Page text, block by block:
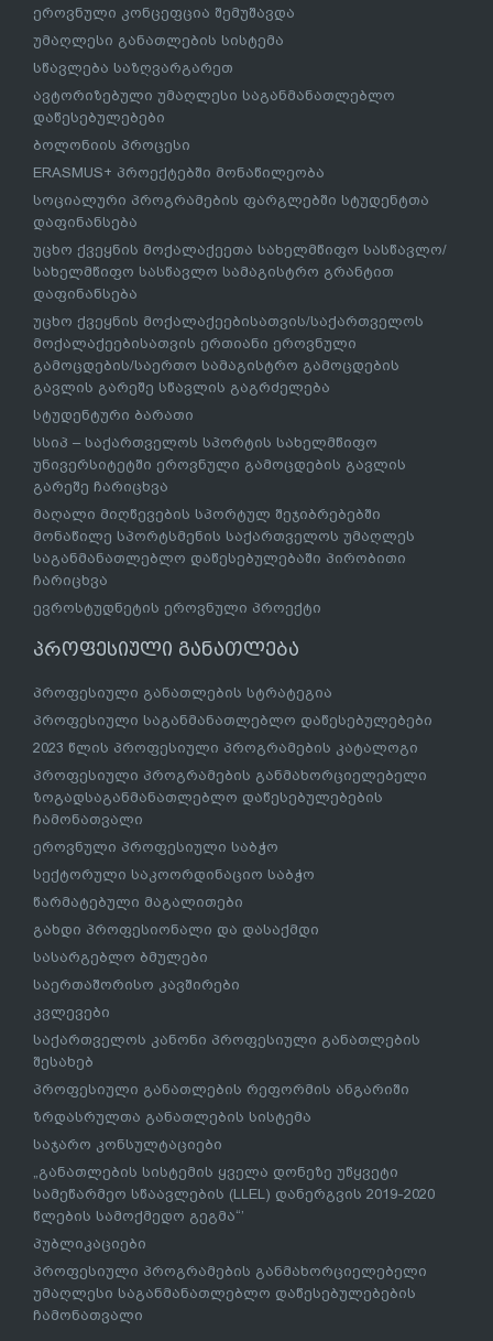
ეროვნული კონცეფცია შემუშავდა
უმაღლესი განათლების სისტემა
სწავლება საზღვარგარეთ
ავტორიზებული უმაღლესი საგანმანათლებლო
დაწესებულებები
ბოლონიის პროცესი
ERASMUS+ პროექტებში მონაწილეობა
სოციალური პროგრამების ფარგლებში სტუდენტთა
დაფინანსება
უცხო ქვეყნის მოქალაქეეთა სახელმწიფო სასწავლო/
სახელმწიფო სასწავლო სამაგისტრო გრანტით
დაფინანსება
უცხო ქვეყნის მოქალაქეებისათვის/საქართველოს
მოქალაქეებისათვის ერთიანი ეროვნული
გამოცდების/საერთო სამაგისტრო გამოცდების
გავლის გარეშე სწავლის გაგრძელება
სტუდენტური ბარათი
სსიპ – საქართველოს სპორტის სახელმწიფო
უნივერსიტეტში ეროვნული გამოცდების გავლის
გარეშე ჩარიცხვა
მაღალი მიღწევების სპორტულ შეჯიბრებებში
მონაწილე სპორტსმენის საქართველოს უმაღლეს
საგანმანათლებლო დაწესებულებაში პირობითი
ჩარიცხვა
ევროსტუდნეტის ეროვნული პროექტი
პროფესიული განათლება
პროფესიული განათლების სტრატეგია
პროფესიული საგანმანათლებლო დაწესებულებები
2023 წლის პროფესიული პროგრამების კატალოგი
პროფესიული პროგრამების განმახორციელებელი
ზოგადსაგანმანათლებლო დაწესებულებების
ჩამონათვალი
ეროვნული პროფესიული საბჭო
სექტორული საკოორდინაციო საბჭო
წარმატებული მაგალითები
გახდი პროფესიონალი და დასაქმდი
სასარგებლო ბმულები
საერთაშორისო კავშირები
კვლევები
საქართველოს კანონი პროფესიული განათლების
შესახებ
პროფესიული განათლების რეფორმის ანგარიში
ზრდასრულთა განათლების სისტემა
საჯარო კონსულტაციები
„განათლების სისტემის ყველა დონეზე უწყვეტი
სამეწარმეო სწაავლების (LLEL) დანერგვის 2019-2020
წლების სამოქმედო გეგმა“’
პუბლიკაციები
პროფესიული პროგრამების განმახორციელებელი
უმაღლესი საგანმანათლებლო დაწესებულებების
ჩამონათვალი